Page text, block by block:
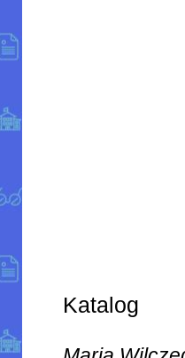
Katalog